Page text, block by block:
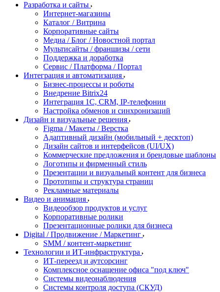
Разработка и сайты
Интернет-магазины
Каталог / Витрина
Корпоративные сайты
Медиа / Блог / Новостной портал
Мультисайты / франшизы / сети
Поддержка и доработка
Сервис / Платформа / Портал
Интеграция и автоматизация
Бизнес-процессы и роботы
Внедрение Bitrix24
Интеграция 1С, CRM, IP-телефонии
Настройка обменов и синхронизаций
Дизайн и визуальные решения
Figma / Макеты / Верстка
Адаптивный дизайн (мобильный + десктоп)
Дизайн сайтов и интерфейсов (UI/UX)
Коммерческие предложения и брендовые шаблоны
Логотипы и фирменный стиль
Презентации и визуальный контент для бизнеса
Прототипы и структура страниц
Рекламные материалы
Видео и анимация
Видеообзор продуктов и услуг
Корпоративные ролики
Презентационные ролики для бизнеса
Digital / Продвижение / Маркетинг
SMM / контент-маркетинг
Технологии и ИТ-инфраструктура
ИТ-переезд и аутсорсинг
Комплексное оснащение офиса "под ключ"
Системы видеонаблюдения
Системы контроля доступа (СКУД)